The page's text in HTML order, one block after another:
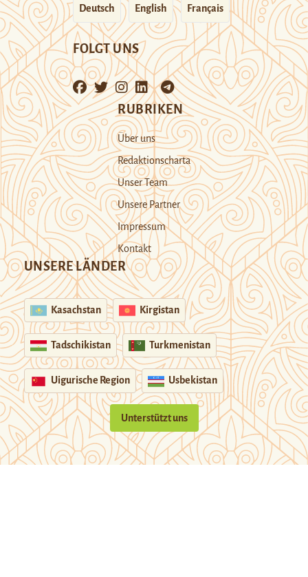
Deutsch English Français
FOLGT UNS
RUBRIKEN
Über uns
Redaktionscharta
Unser Team
Unsere Partner
Impressum
Kontakt
UNSERE LÄNDER
Kasachstan Kirgistan
Tadschikistan Turkmenistan
Uigurische Region Usbekistan
Unterstützt uns